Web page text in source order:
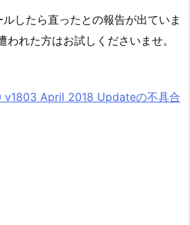
したら直ったとの報告が出ていま
れた方はお試しくださいませ。
v1803 April 2018 Updateの不具合